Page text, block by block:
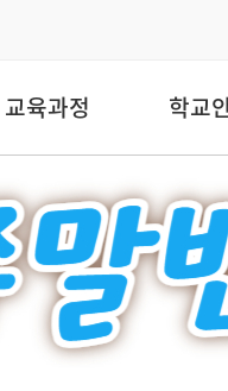
교육과정 학교